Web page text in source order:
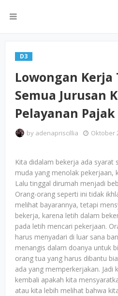
D3
Lowongan Kerja
Semua Jurusan
Pelayanan
by adenapriscillia Oktober
Kita didalam bekerja ada syarat
muda yang menolak pekerjaan,
Lalu tinggal dirumah menjadi
Orang-orang seperti ini tidak
melihat bayarannya, tetapi
bekerja, karena letih dalam
pada letih mencari pekerjaan.
harus menyadari di luar sana
menangis dalam doanya untuk
orang tua yang harus dibantu
ada yang memperkerjakan. Jadi
kembali apakah kita
atau kita lebih melihat bahwa